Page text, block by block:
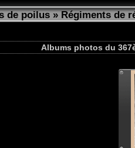
de poilus»Régiments de
Albums photos du